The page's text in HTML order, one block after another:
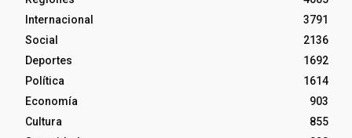
Internacional
3791
Social
2136
Deportes
1692
Política
1614
Economía
903
Cultura
855